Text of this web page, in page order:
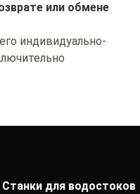
или обмене
индивидуально-
Станки для водостоков